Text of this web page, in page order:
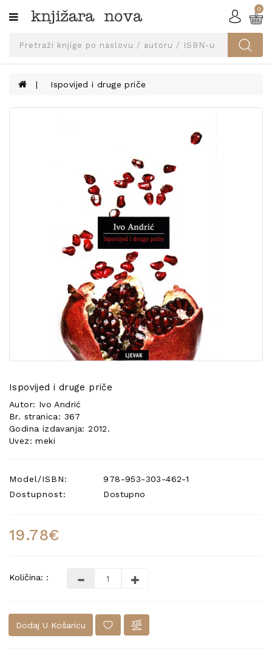
Kategorije
SVEUČILIŠNA
UDŽBENICI
KNJIGE
0
Ispovijed i druge priče
Ispovijed i druge priče
Autor: Ivo Andrić
Br. stranica: 367
Godina izdavanja: 2012.
Uvez: meki
Model/ISBN:
978-953-303-462-1
Dostupnost:
Dostupno
19.78€
Količina: :
Dodaj U Košaricu